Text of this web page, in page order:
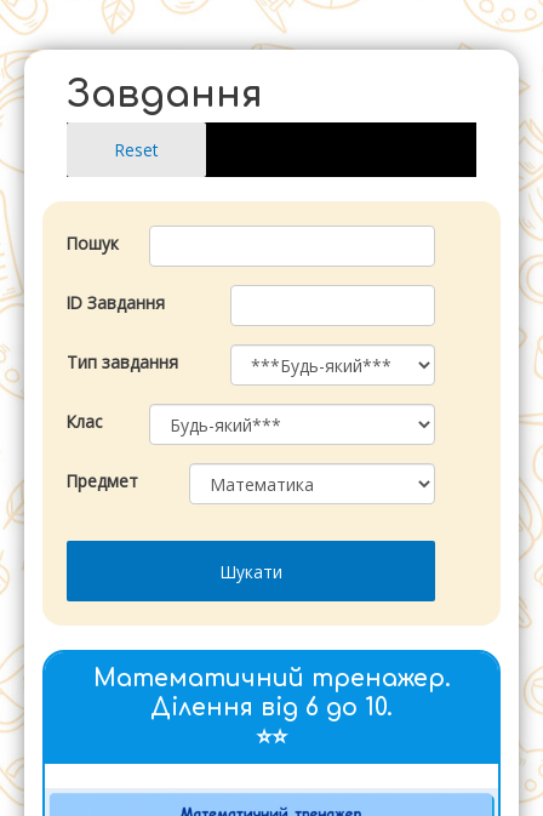
Перейти
до
вмісту
Завдання
Пошук
ID Завдання
Тип завдання
Клас
Предмет
Математичний тренажер.
Ділення від 6 до 10.
⭐⭐